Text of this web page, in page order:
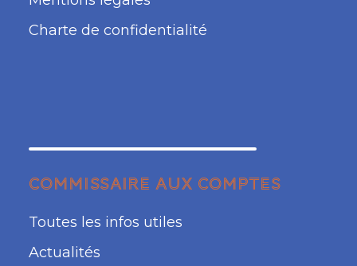
Charte de confidentialité
COMMISSAIRE AUX COMPTES
Toutes les infos utiles
Actualités